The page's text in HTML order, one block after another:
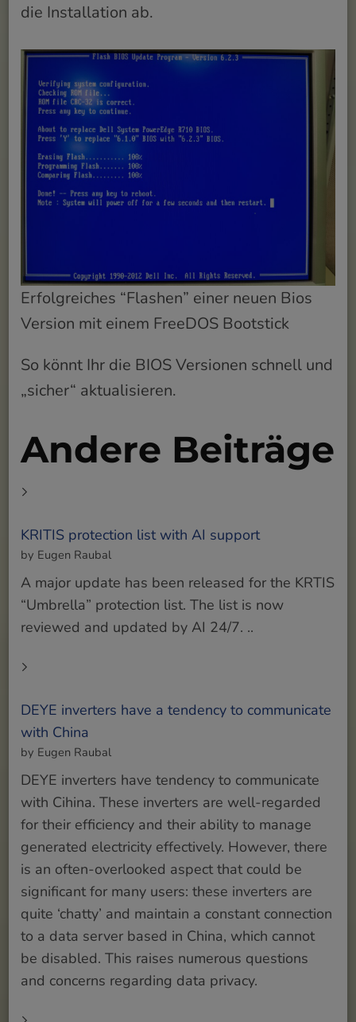
die Installation ab.
Erfolgreiches “Flashen” einer neuen Bios
Version mit einem FreeDOS Bootstick
So könnt Ihr die BIOS Versionen schnell und
„sicher“ aktualisieren.
Andere Beiträge
KRITIS protection list with AI support
by Eugen Raubal
A major update has been released for the KRTIS
“Umbrella” protection list. The list is now
reviewed and updated by AI 24/7. ..
DEYE inverters have a tendency to communicate
with China
by Eugen Raubal
DEYE inverters have tendency to communicate
with Cihina. These inverters are well-regarded
for their efficiency and their ability to manage
generated electricity effectively. However, there
is an often-overlooked aspect that could be
significant for many users: these inverters are
quite ‘chatty’ and maintain a constant connection
to a data server based in China, which cannot
be disabled. This raises numerous questions
and concerns regarding data privacy.